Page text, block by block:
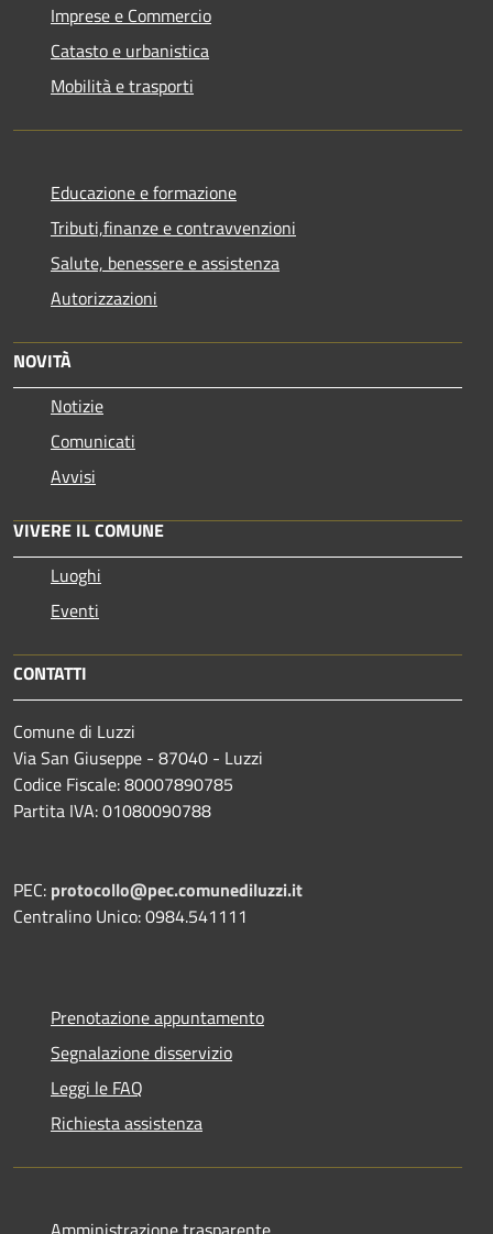
Imprese e Commercio
Catasto e urbanistica
Mobilità e trasporti
Educazione e formazione
Tributi,finanze e contravvenzioni
Salute, benessere e assistenza
Autorizzazioni
NOVITÀ
Notizie
Comunicati
Avvisi
VIVERE IL COMUNE
Luoghi
Eventi
CONTATTI
Comune di Luzzi
Via San Giuseppe - 87040 - Luzzi
Codice Fiscale: 80007890785
Partita IVA: 01080090788
PEC: protocollo@pec.comunediluzzi.it
Centralino Unico: 0984.541111
Prenotazione appuntamento
Segnalazione disservizio
Leggi le FAQ
Richiesta assistenza